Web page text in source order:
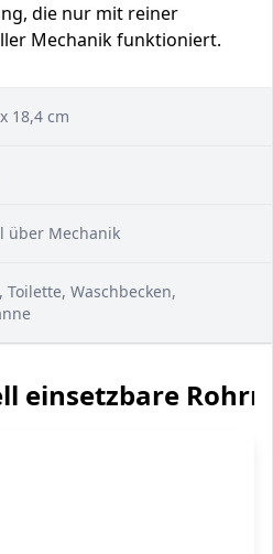
die nur mit reiner
Mechanik funktioniert.
18,4 cm
über Mechanik
Toilette, Waschbecken,
einsetzbare